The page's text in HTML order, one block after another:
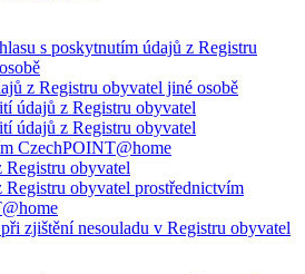
s poskytnutím údajů z Registru
z Registru obyvatel jiné osobě
údajů z Registru obyvatel
údajů z Registru obyvatel
CzechPOINT@home
obyvatel
obyvatel prostřednictvím
zjištění nesouladu v Registru obyvatel